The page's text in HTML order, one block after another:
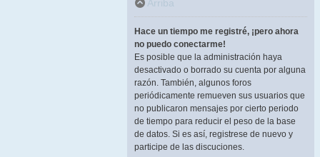
Arriba
Hace un tiempo me registré, ¡pero ahora
no puedo conectarme!
Es posible que la administración haya
desactivado o borrado su cuenta por alguna
razón. También, algunos foros
periódicamente remueven sus usuarios que
no publicaron mensajes por cierto periodo
de tiempo para reducir el peso de la base
de datos. Si es así, registrese de nuevo y
participe de las discuciones.